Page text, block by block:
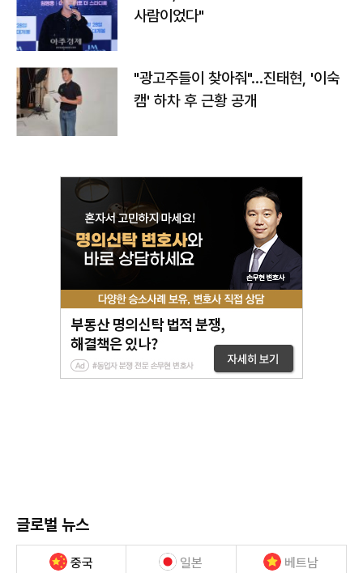
사람이었다"
"광고주들이 찾아줘"…진태현, '이숙
캠' 하차 후 근황 공개
글로벌 뉴스
중국 일본 베트남